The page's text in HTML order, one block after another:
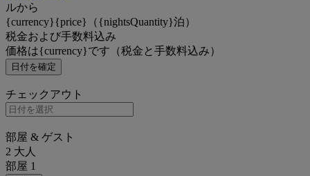
ルから
{currency}{price}（{nightsQuantity}泊）
税金および手数料込み
価格は{currency}です（税金と手数料込み）
日付を確定
チェックアウト
部屋 & ゲスト
2 大人
部屋 1